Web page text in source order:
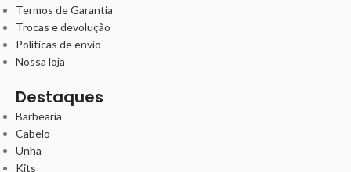
Termos de Garantia
Trocas e devolução
Políticas de envio
Nossa loja
Destaques
Barbearia
Cabelo
Unha
Kits